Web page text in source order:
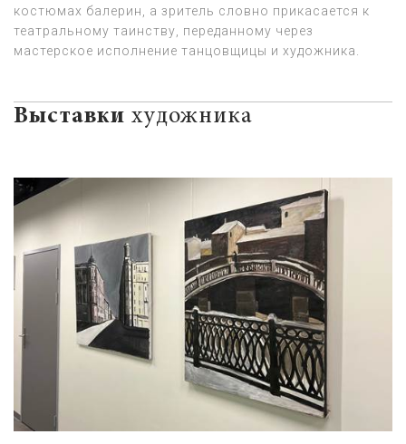
костюмах балерин, а зритель словно прикасается к
театральному таинству, переданному через
мастерское исполнение танцовщицы и художника.
Выставки художника